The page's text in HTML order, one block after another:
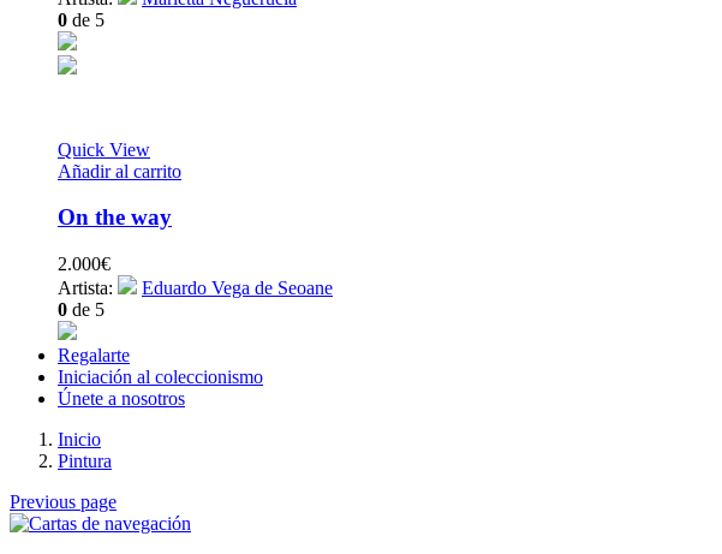
0 de 5
Quick View
Añadir al carrito
On the way
2.000€
Artista:
Eduardo Vega de Seoane
0 de 5
Regalarte
Iniciación al coleccionismo
Únete a nosotros
Inicio
Pintura
Previous page